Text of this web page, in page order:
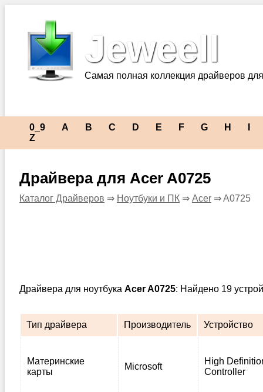
Jeweell
Самая полная коллекция драйверов
0_9 A B C D E F G H
Z
Драйвера для Acer A0725
Каталог Драйверов ⇒ Ноутбуки и ПК ⇒ Acer ⇒ A0725
Драйвера для ноутбука Acer A0725: Найдено 19
Тип драйвера Производитель Устройство
Материнские
карты
Microsoft
High
Controller